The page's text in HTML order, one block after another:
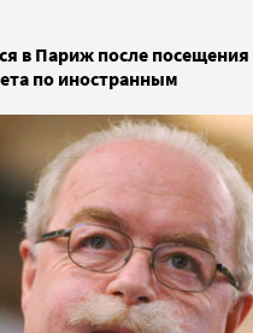
в Париж после посещения
по иностранным